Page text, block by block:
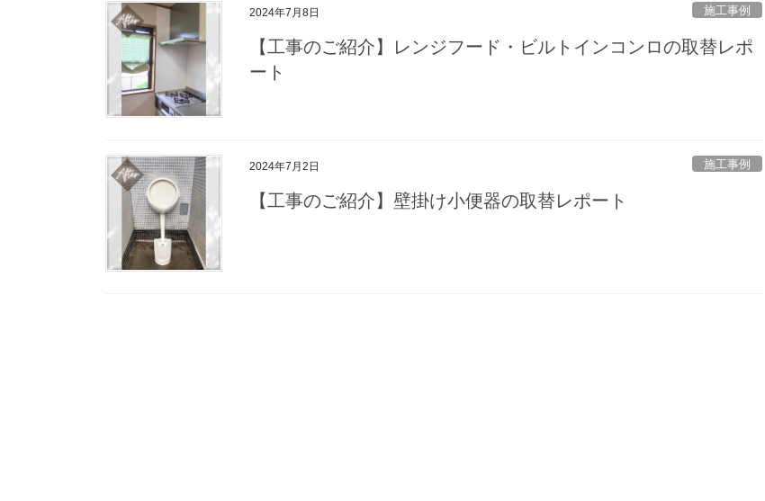
2024年7月8日 施工事例
【工事のご紹介】レンジフード・ビルトインコンロの取替レポ
ート
2024年7月2日 施工事例
【工事のご紹介】壁掛け小便器の取替レポート